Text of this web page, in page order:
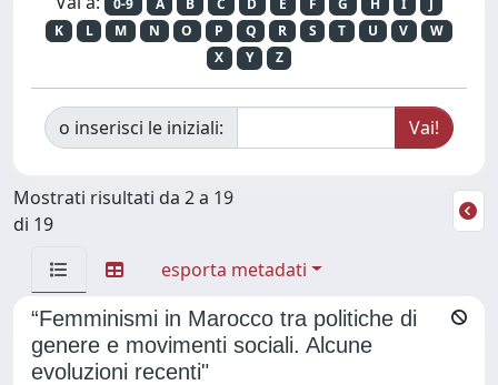
0-9 A B C D E F G H I
J
K
L M N O P Q R S T U V
W
X
Y Z
o inserisci le iniziali:
Mostrati risultati da 2 a 19
di 19
esporta metadati
“Femminismi in Marocco tra politiche di
genere e movimenti sociali. Alcune
evoluzioni recenti"